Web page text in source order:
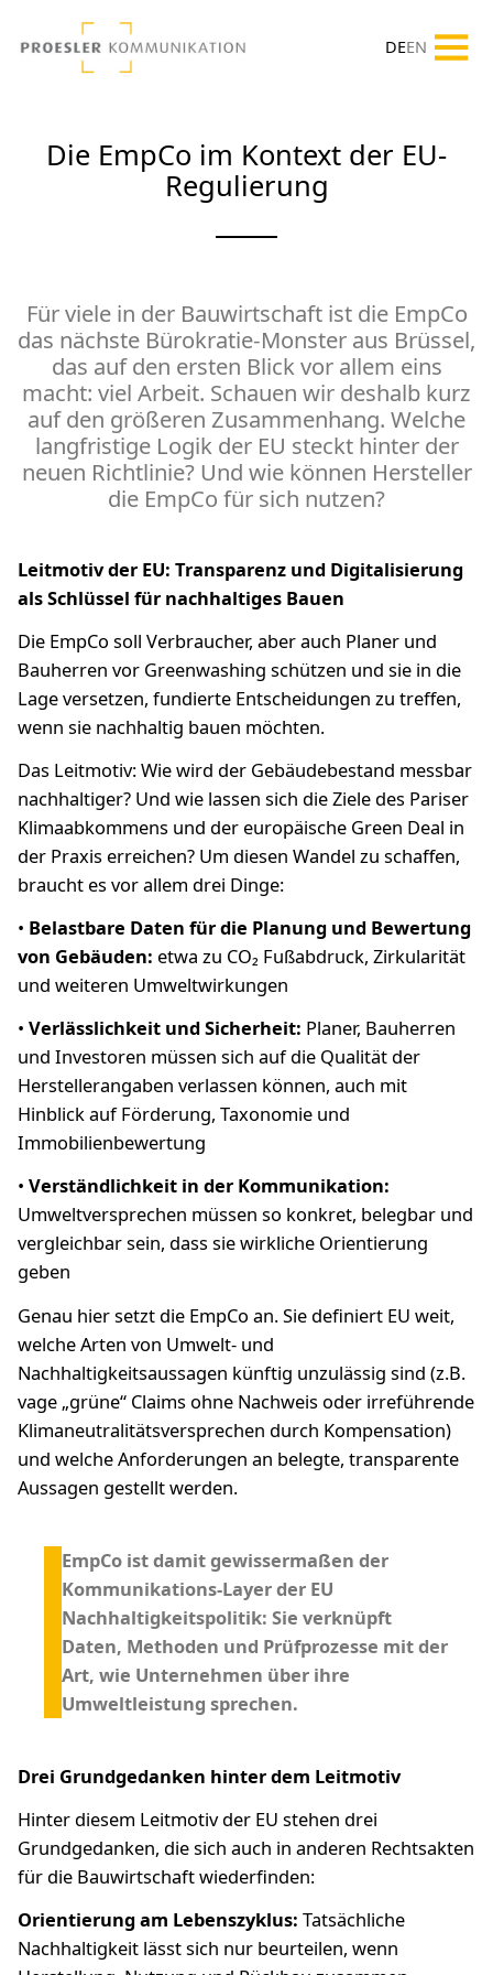
DEEN
Die EmpCo im Kontext der EU-
Regulierung
Für viele in der Bauwirtschaft ist die EmpCo
das nächste Bürokratie-Monster aus Brüssel,
das auf den ersten Blick vor allem eins
macht: viel Arbeit. Schauen wir deshalb kurz
auf den größeren Zusammenhang. Welche
langfristige Logik der EU steckt hinter der
neuen Richtlinie? Und wie können Hersteller
die EmpCo für sich nutzen?
Leitmotiv der EU: Transparenz und Digitalisierung
als Schlüssel für nachhaltiges Bauen
Die EmpCo soll Verbraucher, aber auch Planer und
Bauherren vor Greenwashing schützen und sie in die
Lage versetzen, fundierte Entscheidungen zu treffen,
wenn sie nachhaltig bauen möchten.
Das Leitmotiv: Wie wird der Gebäudebestand messbar
nachhaltiger? Und wie lassen sich die Ziele des Pariser
Klimaabkommens und der europäische Green Deal in
der Praxis erreichen? Um diesen Wandel zu schaffen,
braucht es vor allem drei Dinge:
• Belastbare Daten für die Planung und Bewertung
von Gebäuden: etwa zu CO₂ Fußabdruck, Zirkularität
und weiteren Umweltwirkungen
• Verlässlichkeit und Sicherheit: Planer, Bauherren
und Investoren müssen sich auf die Qualität der
Herstellerangaben verlassen können, auch mit
Hinblick auf Förderung, Taxonomie und
Immobilienbewertung
• Verständlichkeit in der Kommunikation:
Umweltversprechen müssen so konkret, belegbar und
vergleichbar sein, dass sie wirkliche Orientierung
geben
Genau hier setzt die EmpCo an. Sie definiert EU weit,
welche Arten von Umwelt- und
Nachhaltigkeitsaussagen künftig unzulässig sind (z.B.
vage „grüne“ Claims ohne Nachweis oder irreführende
Klimaneutralitätsversprechen durch Kompensation)
und welche Anforderungen an belegte, transparente
Aussagen gestellt werden.
EmpCo ist damit gewissermaßen der
Kommunikations-Layer der EU
Nachhaltigkeitspolitik: Sie verknüpft
Daten, Methoden und Prüfprozesse mit der
Art, wie Unternehmen über ihre
Umweltleistung sprechen.
Drei Grundgedanken hinter dem Leitmotiv
Hinter diesem Leitmotiv der EU stehen drei
Grundgedanken, die sich auch in anderen Rechtsakten
für die Bauwirtschaft wiederfinden:
Orientierung am Lebenszyklus: Tatsächliche
Nachhaltigkeit lässt sich nur beurteilen, wenn